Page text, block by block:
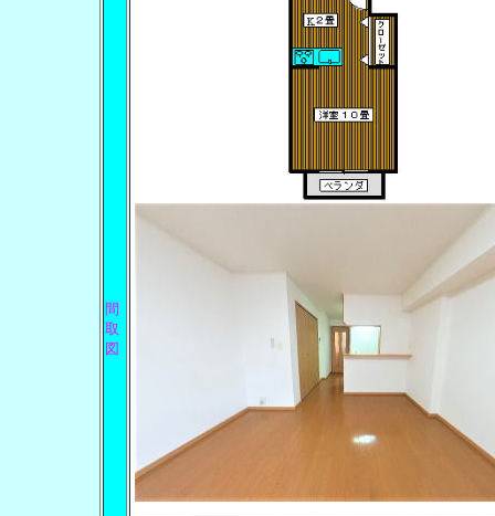
間
取
図